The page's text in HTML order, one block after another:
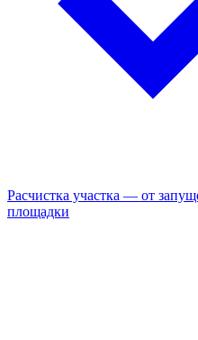
Расчистка участка — от
площадки